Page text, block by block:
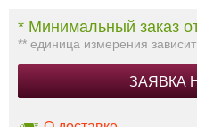
* Минимальный заказ
** единица измерения
ЗАЯВКА